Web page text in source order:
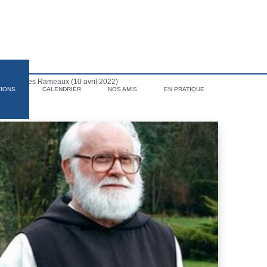
CALENDRIER NOS AMIS EN PRATIQUE
des Rameaux (10 avril 2022)